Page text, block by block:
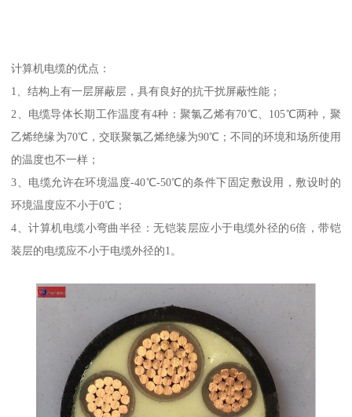
计算机电缆的优点：
1、结构上有一层屏蔽层，具有良好的抗干扰屏蔽性能；
2、电缆导体长期工作温度有4种：聚氯乙烯有70℃、105℃两种，聚
乙烯绝缘为70℃，交联聚氯乙烯绝缘为90℃；不同的环境和场所使用
的温度也不一样；
3、电缆允许在环境温度-40℃-50℃的条件下固定敷设用，敷设时的
环境温度应不小于0℃；
4、计算机电缆小弯曲半径：无铠装层应小于电缆外径的6倍，带铠
装层的电缆应不小于电缆外径的1。